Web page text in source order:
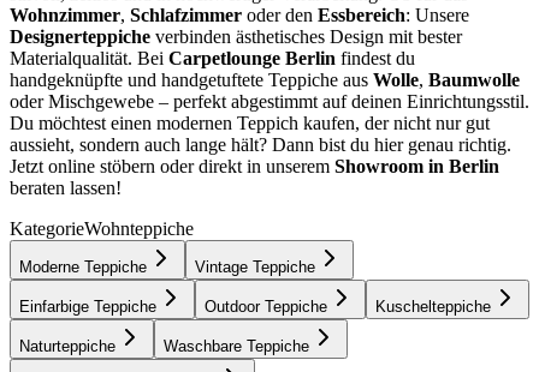
Wohnzimmer, Schlafzimmer oder den Essbereich: Unsere
Designerteppiche verbinden ästhetisches Design mit bester
Materialqualität. Bei Carpetlounge Berlin findest du
handgeknüpfte und handgetuftete Teppiche aus Wolle, Baumwolle
oder Mischgewebe – perfekt abgestimmt auf deinen Einrichtungsstil.
Du möchtest einen modernen Teppich kaufen, der nicht nur gut
aussieht, sondern auch lange hält? Dann bist du hier genau richtig.
Jetzt online stöbern oder direkt in unserem Showroom in Berlin
beraten lassen!
KategorieWohnteppiche
Moderne Teppiche Vintage Teppiche
Einfarbige Teppiche Outdoor Teppiche Kuschelteppiche
Naturteppiche Waschbare Teppiche